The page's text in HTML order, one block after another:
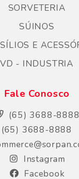
SORVETERIA
SÚINOS
E
VD - INDUSTRIA
Fale Conosco
(65) 3688-8888
(65) 3688-8888
Instagram
Facebook